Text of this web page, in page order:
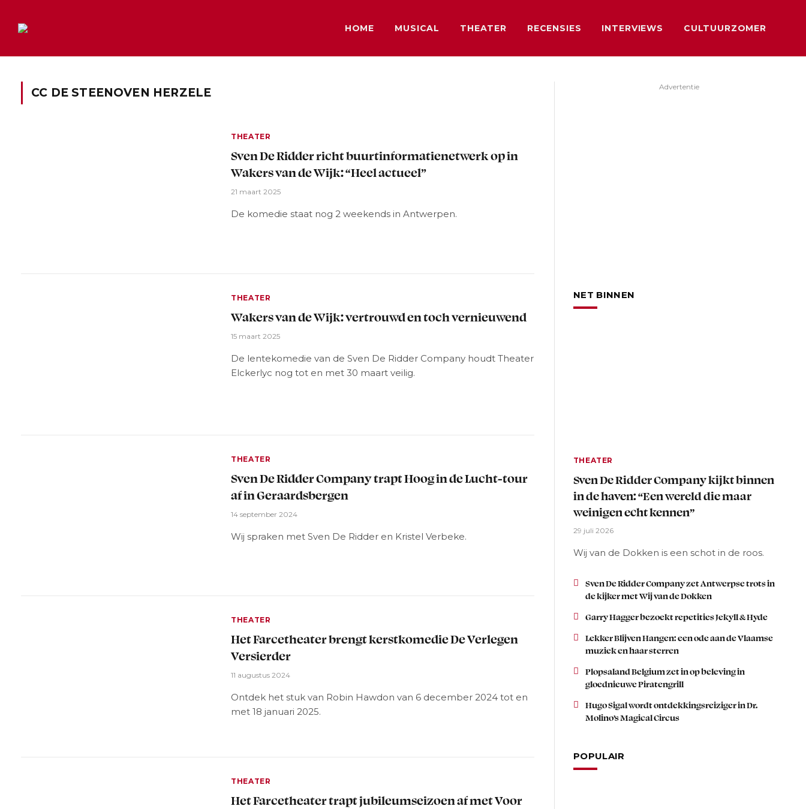
HOME MUSICAL THEATER RECENSIES INTERVIEWS CULTUURZOMER
CC DE STEENOVEN HERZELE
THEATER
Sven De Ridder richt buurtinformatienetwerk op in
Wakers van de Wijk: “Heel actueel”
21 maart 2025
De komedie staat nog 2 weekends in Antwerpen.
THEATER
Wakers van de Wijk: vertrouwd en toch vernieuwend
15 maart 2025
De lentekomedie van de Sven De Ridder Company houdt Theater
Elckerlyc nog tot en met 30 maart veilig.
THEATER
Sven De Ridder Company trapt Hoog in de Lucht-tour
af in Geraardsbergen
14 september 2024
Wij spraken met Sven De Ridder en Kristel Verbeke.
THEATER
Het Farcetheater brengt kerstkomedie De Verlegen
Versierder
11 augustus 2024
Ontdek het stuk van Robin Hawdon van 6 december 2024 tot en
met 18 januari 2025.
THEATER
Het Farcetheater trapt jubileumseizoen af met Voor
Advertentie
NET BINNEN
THEATER
Sven De Ridder Company kijkt binnen
in de haven: “Een wereld die maar
weinigen echt kennen”
29 juli 2026
Wij van de Dokken is een schot in de roos.
Sven De Ridder Company zet Antwerpse trots in
de kijker met Wij van de Dokken
Garry Hagger bezoekt repetities Jekyll & Hyde
Lekker Blijven Hangen: een ode aan de Vlaamse
muziek en haar sterren
Plopsaland Belgium zet in op beleving in
gloednieuwe Piratengrill
Hugo Sigal wordt ontdekkingsreiziger in Dr.
Molino’s Magical Circus
POPULAIR